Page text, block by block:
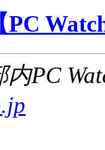
PC
PC